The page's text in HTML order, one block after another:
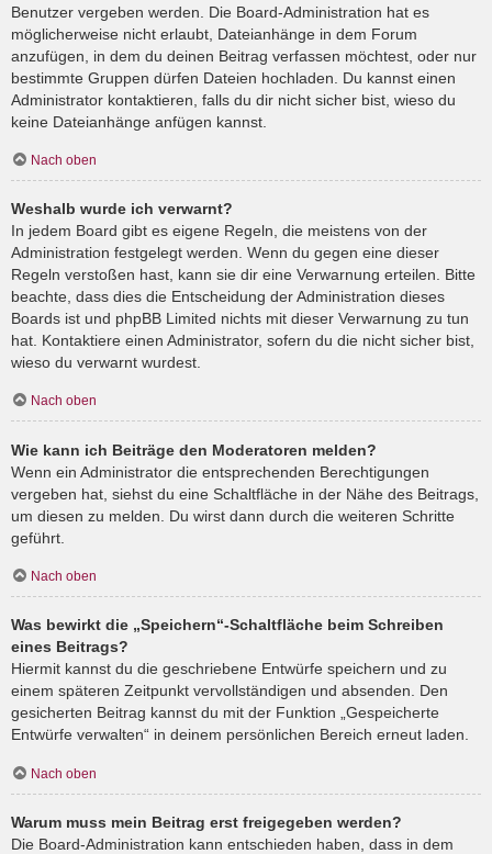
Benutzer vergeben werden. Die Board-Administration hat es
möglicherweise nicht erlaubt, Dateianhänge in dem Forum
anzufügen, in dem du deinen Beitrag verfassen möchtest, oder nur
bestimmte Gruppen dürfen Dateien hochladen. Du kannst einen
Administrator kontaktieren, falls du dir nicht sicher bist, wieso du
keine Dateianhänge anfügen kannst.
Nach oben
Weshalb wurde ich verwarnt?
In jedem Board gibt es eigene Regeln, die meistens von der
Administration festgelegt werden. Wenn du gegen eine dieser
Regeln verstoßen hast, kann sie dir eine Verwarnung erteilen. Bitte
beachte, dass dies die Entscheidung der Administration dieses
Boards ist und phpBB Limited nichts mit dieser Verwarnung zu tun
hat. Kontaktiere einen Administrator, sofern du die nicht sicher bist,
wieso du verwarnt wurdest.
Nach oben
Wie kann ich Beiträge den Moderatoren melden?
Wenn ein Administrator die entsprechenden Berechtigungen
vergeben hat, siehst du eine Schaltfläche in der Nähe des Beitrags,
um diesen zu melden. Du wirst dann durch die weiteren Schritte
geführt.
Nach oben
Was bewirkt die „Speichern“-Schaltfläche beim Schreiben
eines Beitrags?
Hiermit kannst du die geschriebene Entwürfe speichern und zu
einem späteren Zeitpunkt vervollständigen und absenden. Den
gesicherten Beitrag kannst du mit der Funktion „Gespeicherte
Entwürfe verwalten“ in deinem persönlichen Bereich erneut laden.
Nach oben
Warum muss mein Beitrag erst freigegeben werden?
Die Board-Administration kann entschieden haben, dass in dem